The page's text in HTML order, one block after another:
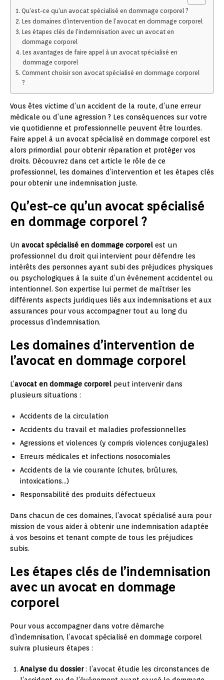
Qu’est-ce qu’un avocat spécialisé en dommage corporel ?
Les domaines d’intervention de l’avocat en dommage corporel
Les étapes clés de l’indemnisation avec un avocat en
dommage corporel
Les avantages de faire appel à un avocat spécialisé en
dommage corporel
Comment choisir son avocat spécialisé en dommage corporel
?
Vous êtes victime d’un accident de la route, d’une erreur
médicale ou d’une agression ? Les conséquences sur votre
vie quotidienne et professionnelle peuvent être lourdes.
Faire appel à un avocat spécialisé en dommage corporel est
alors primordial pour obtenir réparation et protéger vos
droits. Découvrez dans cet article le rôle de ce
professionnel, les domaines d’intervention et les étapes clés
pour obtenir une indemnisation juste.
Qu’est-ce qu’un avocat spécialisé
en dommage corporel ?
Un avocat spécialisé en dommage corporel est un
professionnel du droit qui intervient pour défendre les
intérêts des personnes ayant subi des préjudices physiques
ou psychologiques à la suite d’un événement accidentel ou
intentionnel. Son expertise lui permet de maîtriser les
différents aspects juridiques liés aux indemnisations et aux
assurances pour vous accompagner tout au long du
processus d’indemnisation.
Les domaines d’intervention de
l’avocat en dommage corporel
L’avocat en dommage corporel peut intervenir dans
plusieurs situations :
Accidents de la circulation
Accidents du travail et maladies professionnelles
Agressions et violences (y compris violences conjugales)
Erreurs médicales et infections nosocomiales
Accidents de la vie courante (chutes, brûlures,
intoxications…)
Responsabilité des produits défectueux
Dans chacun de ces domaines, l’avocat spécialisé aura pour
mission de vous aider à obtenir une indemnisation adaptée
à vos besoins et tenant compte de tous les préjudices
subis.
Les étapes clés de l’indemnisation
avec un avocat en dommage
corporel
Pour vous accompagner dans votre démarche
d’indemnisation, l’avocat spécialisé en dommage corporel
suivra plusieurs étapes :
Analyse du dossier: l’avocat étudie les circonstances de